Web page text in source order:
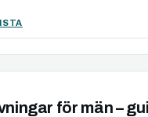
för män –